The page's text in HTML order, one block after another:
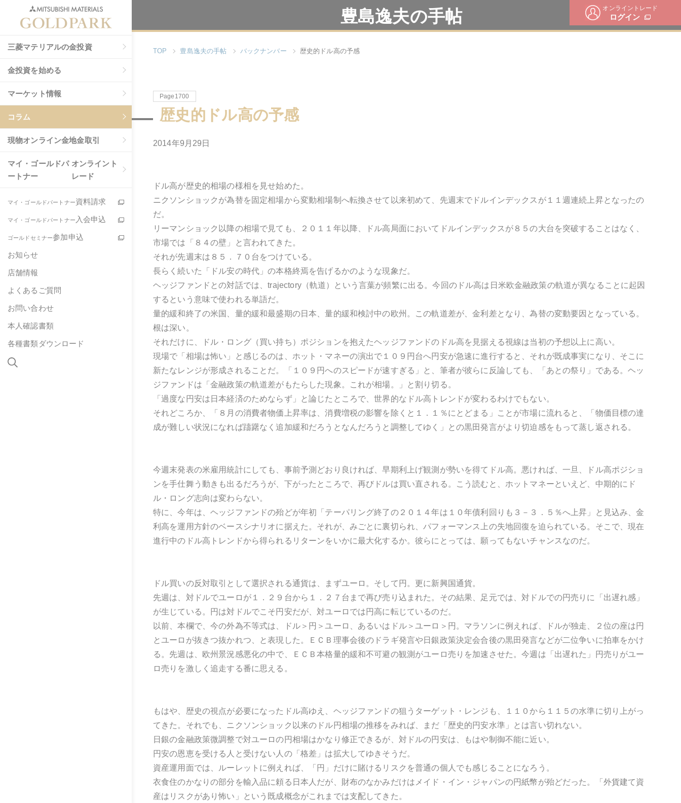
オンライントレード
ログイン
三菱マテリアルの金投資
金投資を始める
マーケット情報
コラム
現物オンライン金地金取引
マイ・ゴールドパ
ートナー
オンライント
レード
マイ・ゴールドパートナー資料請求
マイ・ゴールドパートナー 入会申込
ゴールドセミナー参加申込
お知らせ
店舗情報
よくあるご質問
お問い合わせ
本人確認書類
各種書類ダウンロード
豊島逸夫の手帖
TOP 豊島逸夫の手帖 バックナンバー 歴史的ドル高の予感
Page1700
歴史的ドル高の予感
2014年9月29日
ドル高が歴史的相場の様相を見せ始めた。
ニクソンショックが為替を固定相場から変動相場制へ転換させて以来初めて、先週末でドルインデックスが１１週連続上昇となったの
だ。
リーマンショック以降の相場で見ても、２０１１年以降、ドル高局面においてドルインデックスが８５の大台を突破することはなく、
市場では「８４の壁」と言われてきた。
それが先週末は８５．７０台をつけている。
長らく続いた「ドル安の時代」の本格終焉を告げるかのような現象だ。
ヘッジファンドとの対話では、trajectory（軌道）という言葉が頻繁に出る。今回のドル高は日米欧金融政策の軌道が異なることに起因
するという意味で使われる単語だ。
量的緩和終了の米国、量的緩和最盛期の日本、量的緩和検討中の欧州。この軌道差が、金利差となり、為替の変動要因となっている。
根は深い。
それだけに、ドル・ロング（買い持ち）ポジションを抱えたヘッジファンドのドル高を見据える視線は当初の予想以上に高い。
現場で「相場は怖い」と感じるのは、ホット・マネーの演出で１０９円台へ円安が急速に進行すると、それが既成事実になり、そこに
新たなレンジが形成されることだ。「１０９円へのスピードが速すぎる」と、筆者が彼らに反論しても、「あとの祭り」である。ヘッ
ジファンドは「金融政策の軌道差がもたらした現象。これが相場。」と割り切る。
「過度な円安は日本経済のためならず」と論じたところで、世界的なドル高トレンドが変わるわけでもない。
それどころか、「８月の消費者物価上昇率は、消費増税の影響を除くと１．１％にとどまる」ことが市場に流れると、「物価目標の達
成が難しい状況になれば躊躇なく追加緩和だろうとなんだろうと調整してゆく」との黒田発言がより切迫感をもって蒸し返される。
今週末発表の米雇用統計にしても、事前予測どおり良ければ、早期利上げ観測が勢いを得てドル高。悪ければ、一旦、ドル高ポジショ
ンを手仕舞う動きも出るだろうが、下がったところで、再びドルは買い直される。こう読むと、ホットマネーといえど、中期的にド
ル・ロング志向は変わらない。
特に、今年は、ヘッジファンドの殆どが年初「テーパリング終了の２０１４年は１０年債利回りも３－３．５％へ上昇」と見込み、金
利高を運用方針のベースシナリオに据えた。それが、みごとに裏切られ、パフォーマンス上の失地回復を迫られている。そこで、現在
進行中のドル高トレンドから得られるリターンをいかに最大化するか。彼らにとっては、願ってもないチャンスなのだ。
ドル買いの反対取引として選択される通貨は、まずユーロ。そして円。更に新興国通貨。
先週は、対ドルでユーロが１．２９台から１．２７台まで再び売り込まれた。その結果、足元では、対ドルでの円売りに「出遅れ感」
が生じている。円は対ドルでこそ円安だが、対ユーロでは円高に転じているのだ。
以前、本欄で、今の外為不等式は、ドル＞円＞ユーロ、あるいはドル＞ユーロ＞円。マラソンに例えれば、ドルが独走、２位の座は円
とユーロが抜きつ抜かれつ、と表現した。ＥＣＢ理事会後のドラギ発言や日銀政策決定会合後の黒田発言などが二位争いに拍車をかけ
る。先週は、欧州景況感悪化の中で、ＥＣＢ本格量的緩和不可避の観測がユーロ売りを加速させた。今週は「出遅れた」円売りがユー
ロ売りを激しく追走する番に思える。
もはや、歴史の視点が必要になったドル高ゆえ、ヘッジファンドの狙うターゲット・レンジも、１１０から１１５の水準に切り上がっ
てきた。それでも、ニクソンショック以来のドル円相場の推移をみれば、まだ「歴史的円安水準」とは言い切れない。
日銀の金融政策微調整で対ユーロの円相場はかなり修正できるが、対ドルの円安は、もはや制御不能に近い。
円安の恩恵を受ける人と受けない人の「格差」は拡大してゆきそうだ。
資産運用面では、ルーレットに例えれば、「円」だけに賭けるリスクを普通の個人でも感じることになろう。
衣食住のかなりの部分を輸入品に頼る日本人だが、財布のなかみだけはメイド・イン・ジャパンの円紙幣が殆どだった。「外貨建て資
産はリスクがあり怖い」という既成概念がこれまでは支配してきた。